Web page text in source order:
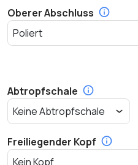
Oberer Abschluss
Abtropfschale
Freiliegender Kopf